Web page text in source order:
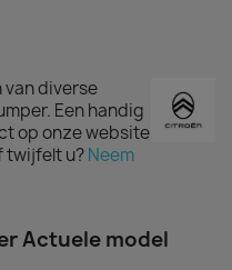
diverse
Een handig
op onze website
twijfelt u?Neem
Actuele model